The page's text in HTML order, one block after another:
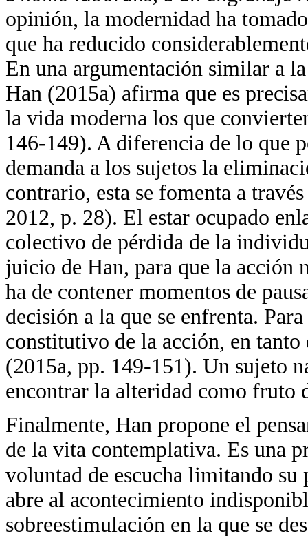
opinión, la modernidad ha
que ha reducido
En una argumentación similar a
Han (2015a) afirma que es
la vida moderna los que
146-149). A diferencia de lo que
demanda a los sujetos la
contrario, esta se fomenta a
2012, p. 28). El estar ocupado
colectivo de pérdida de la
juicio de Han, para que la acción
ha de contener momentos de
decisión a la que se enfrenta.
constitutivo de la acción, en
(2015a, pp. 149-151). Un sujeto
encontrar la alteridad como fruto
Finalmente, Han propone el
de la vita contemplativa. Es una
voluntad de escucha limitando
abre al acontecimiento
sobreestimulación en la que se